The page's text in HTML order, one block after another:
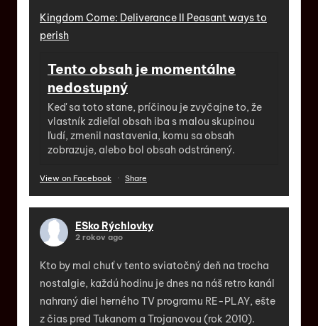
Kingdom Come: Deliverance II Peasant ways to
perish
Tento obsah je momentálne
nedostupný
Keď sa toto stane, príčinou je zvyčajne to, že
vlastník zdieľal obsah iba s malou skupinou
ľudí, zmenil nastavenia, komu sa obsah
zobrazuje, alebo bol obsah odstránený.
View on Facebook · Share
ESko Rýchlovky
2 rokov ago
Kto by mal chuť v tento sviatočný deň na trocha
nostalgie, každú hodinu je dnes na náš retro kanál
nahraný diel herného TV programu RE-PLAY, ešte
z čias pred Tukanom a Trojanovou (rok 2010).